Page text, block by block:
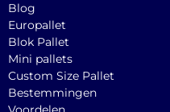
Blog
Europallet
Blok Pallet
Mini pallets
Custom Size Pallet
Bestemmingen